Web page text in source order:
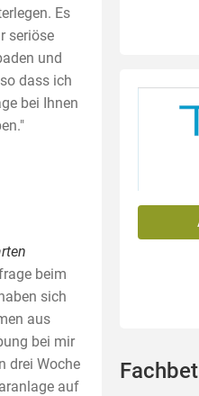
Es
seriöse
und
dass ich
bei Ihnen
beim
sich
aus
bei mir
drei Woche
auf